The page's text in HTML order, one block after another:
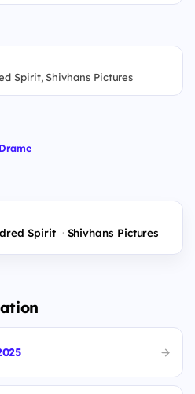
Spirit, Shivhans Pictures
Drame
Spirit Shivhans Pictures